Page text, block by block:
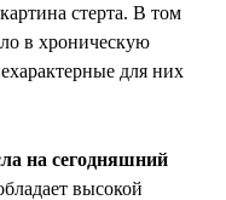
стерта. В том
в хроническую
для них
на сегодняшний
высокой